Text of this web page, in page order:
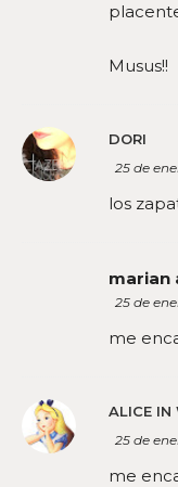
Musus!!
DORI
25 de
los
marian
25 de
me
ALICE IN
25 de
me